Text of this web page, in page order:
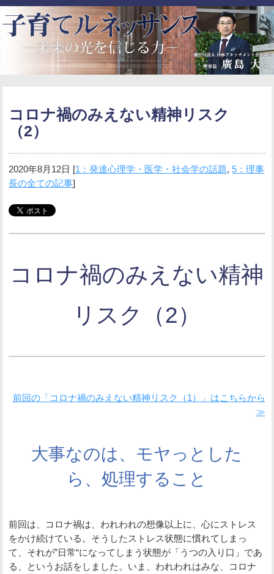
コロナ禍のみえない精神リスク
（2）
2020年8月12日 [1：発達心理学・医学・社会学の話題,5：理事
長の全ての記事]
コロナ禍のみえない精神
リスク（2）
前回の「コロナ禍のみえない精神リスク（1）」はこちらから
≫
大事なのは、モヤっとした
ら、処理すること
前回は、コロナ禍は、われわれの想像以上に、心にストレス
をかけ続けている。そうしたストレス状態に慣れてしまっ
て、それが”日常“になってしまう状態が「うつの入り口」であ
る、というお話をしました。いま、われわれはみな、コロナ